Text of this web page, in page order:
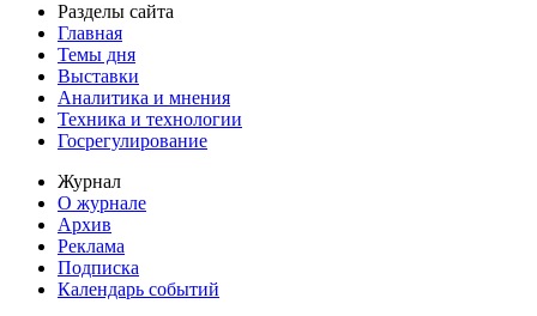
Разделы сайта
Главная
Темы дня
Выставки
Аналитика и мнения
Техника и технологии
Госрегулирование
Журнал
О журнале
Архив
Реклама
Подписка
Календарь событий